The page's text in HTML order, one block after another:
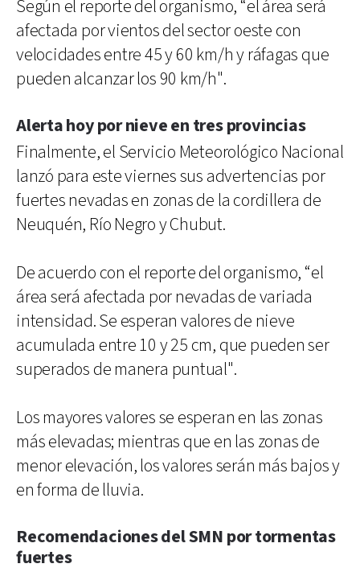
Según el reporte del organismo, “el área será
afectada por vientos del sector oeste con
velocidades entre 45 y 60 km/h y ráfagas que
pueden alcanzar los 90 km/h".
Alerta hoy por nieve en tres provincias
Finalmente, el Servicio Meteorológico Nacional
lanzó para este viernes sus advertencias por
fuertes nevadas en zonas de la cordillera de
Neuquén, Río Negro y Chubut.
De acuerdo con el reporte del organismo, “el
área será afectada por nevadas de variada
intensidad. Se esperan valores de nieve
acumulada entre 10 y 25 cm, que pueden ser
superados de manera puntual".
Los mayores valores se esperan en las zonas
más elevadas; mientras que en las zonas de
menor elevación, los valores serán más bajos y
en forma de lluvia.
Recomendaciones del SMN por tormentas
fuertes